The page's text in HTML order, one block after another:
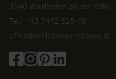
3340 Waidhofen an der Ybbs
Tel.: +43 7442 525 48
office@schlosseisenstrasse.at